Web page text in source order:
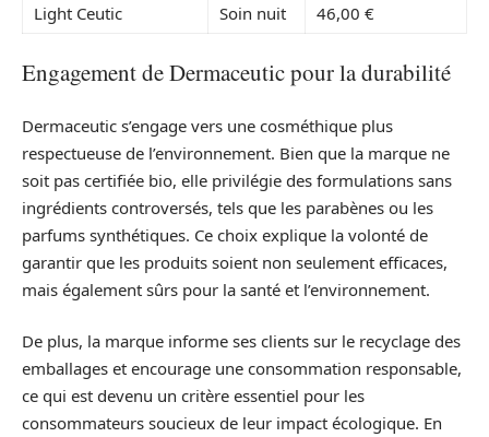
Light Ceutic
Soin nuit 46,00 €
Engagement de Dermaceutic pour la durabilité
Dermaceutic s’engage vers une cosméthique plus
respectueuse de l’environnement. Bien que la marque ne
soit pas certifiée bio, elle privilégie des formulations sans
ingrédients controversés, tels que les parabènes ou les
parfums synthétiques. Ce choix explique la volonté de
garantir que les produits soient non seulement efficaces,
mais également sûrs pour la santé et l’environnement.
De plus, la marque informe ses clients sur le recyclage des
emballages et encourage une consommation responsable,
ce qui est devenu un critère essentiel pour les
consommateurs soucieux de leur impact écologique. En